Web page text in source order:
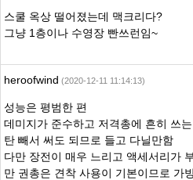
스쿨 옥상 떨어졌는데 맥크리다?
그냥 1층이나 수영장 빤쓰런임~
heroofwind (2020-12-11 11:14:13)
성능은 평범한 편
데미지가 준수하고 저격총에 흔히 쓰
탄 빼서 써도 되므로 들고 다닐만함
다만 장전이 매우 느리고 액세서리가
만 권총은 견착 사용이 기본이므로 가